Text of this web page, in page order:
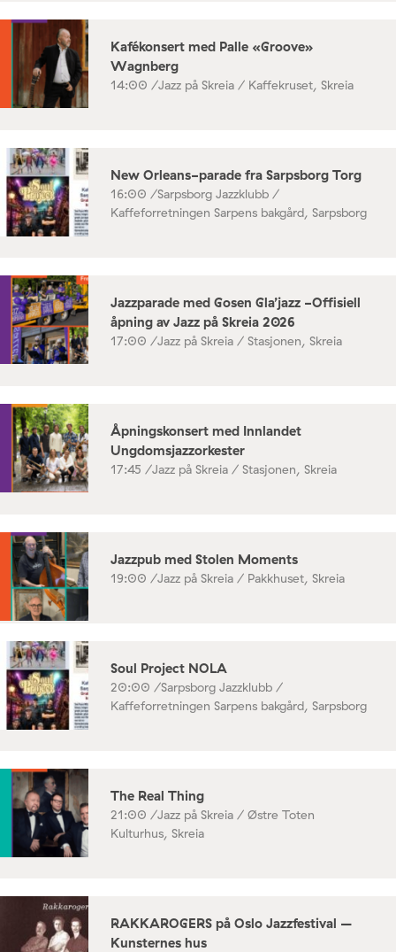
Kafékonsert med Palle «Groove»
Wagnberg
14:00 /Jazz på Skreia / Kaffekruset, Skreia
New Orleans-parade fra Sarpsborg Torg
16:00 /Sarpsborg Jazzklubb /
Kaffeforretningen Sarpens bakgård, Sarpsborg
Jazzparade med Gosen Gla’jazz -Offisiell
åpning av Jazz på Skreia 2026
17:00 /Jazz på Skreia / Stasjonen, Skreia
Åpningskonsert med Innlandet
Ungdomsjazzorkester
17:45 /Jazz på Skreia / Stasjonen, Skreia
Jazzpub med Stolen Moments
19:00 /Jazz på Skreia / Pakkhuset, Skreia
Soul Project NOLA
20:00 /Sarpsborg Jazzklubb /
Kaffeforretningen Sarpens bakgård, Sarpsborg
The Real Thing
21:00 /Jazz på Skreia / Østre Toten
Kulturhus, Skreia
RAKKAROGERS på Oslo Jazzfestival –
Kunsternes hus